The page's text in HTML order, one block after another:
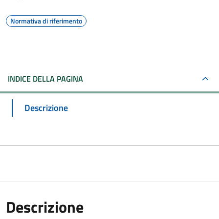
Normativa di riferimento
INDICE DELLA PAGINA
Descrizione
Descrizione